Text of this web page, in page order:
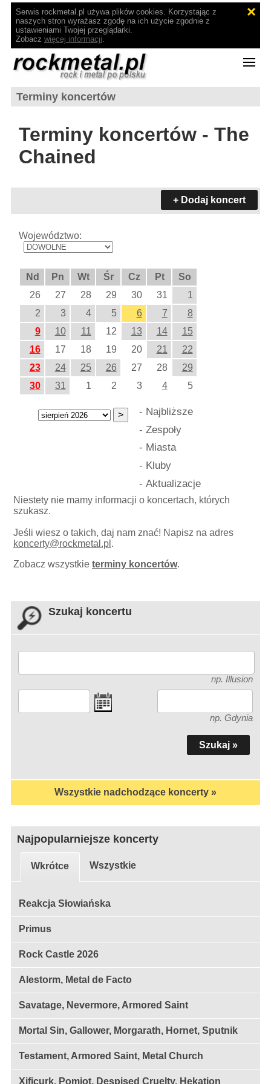
Serwis rockmetal.pl używa plików cookies. Korzystając z
naszych stron wyrażasz zgodę na ich użycie zgodnie z
ustawieniami Twojej przeglądarki.
Zobacz więcej informacji.
Terminy koncertów
Terminy koncertów - The
Chained
+ Dodaj koncert
Województwo:
Nd Pn Wt Śr Cz Pt
So
26
27 28 29 30 31
1
2
3 4 5 6 7
8
9
10 11 12 13 14
15
16
17 18 19 20 21
22
23
24 25 26 27 28
29
30
31 1 2 3 4 5
- Najbliższe
- Zespoły
- Miasta
- Kluby
- Aktualizacje
Niestety nie mamy informacji o koncertach, których
szukasz.
Jeśli wiesz o takich, daj nam znać! Napisz na adres
koncerty@rockmetal.pl .
Zobacz wszystkieterminy koncertów.
Szukaj koncertu
np. Illusion
np. Gdynia
Wszystkie nadchodzące koncerty »
Najpopularniejsze koncerty
Wkrótce Wszystkie
Reakcja Słowiańska
Primus
Rock Castle 2026
Alestorm, Metal de Facto
Savatage, Nevermore, Armored Saint
Mortal Sin, Gallower, Morgarath, Hornet, Sputnik
Testament, Armored Saint, Metal Church
Xificurk, Pomiot, Despised Cruelty, Hekation